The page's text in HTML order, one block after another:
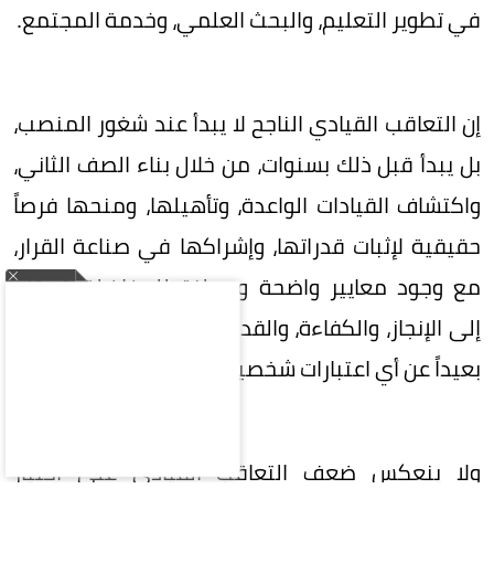
في تطوير التعليم، والبحث العلمي، وخدمة المجتمع.
إن التعاقب القيادي الناجح لا يبدأ عند شغور المنصب،
بل يبدأ قبل ذلك بسنوات، من خلال بناء الصف الثاني،
واكتشاف القيادات الواعدة، وتأهيلها، ومنحها فرصاً
حقيقية لإثبات قدراتها، وإشراكها في صناعة القرار،
مع وجود معايير واضحة ومعلنة للمفاضلة، تستند
إلى الإنجاز، والكفاءة، والقدرة على القيادة، والنزاهة،
بعيداً عن أي اعتبارات شخصية.
ولا ينعكس ضعف التعاقب القيادي على اختيار